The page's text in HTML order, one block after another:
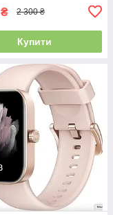
₴ 2 300 ₴
Купити